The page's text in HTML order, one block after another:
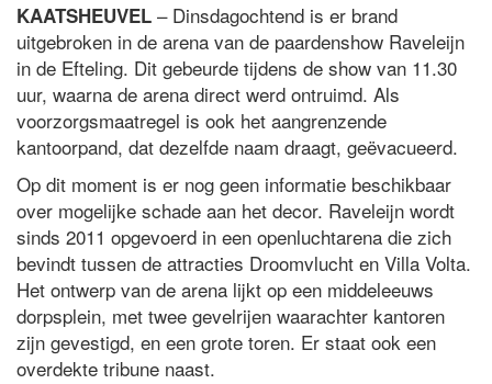
KAATSHEUVEL – Dinsdagochtend is er brand
uitgebroken in de arena van de paardenshow Raveleijn
in de Efteling. Dit gebeurde tijdens de show van 11.30
uur, waarna de arena direct werd ontruimd. Als
voorzorgsmaatregel is ook het aangrenzende
kantoorpand, dat dezelfde naam draagt, geëvacueerd.
Op dit moment is er nog geen informatie beschikbaar
over mogelijke schade aan het decor. Raveleijn wordt
sinds 2011 opgevoerd in een openluchtarena die zich
bevindt tussen de attracties Droomvlucht en Villa Volta.
Het ontwerp van de arena lijkt op een middeleeuws
dorpsplein, met twee gevelrijen waarachter kantoren
zijn gevestigd, en een grote toren. Er staat ook een
overdekte tribune naast.